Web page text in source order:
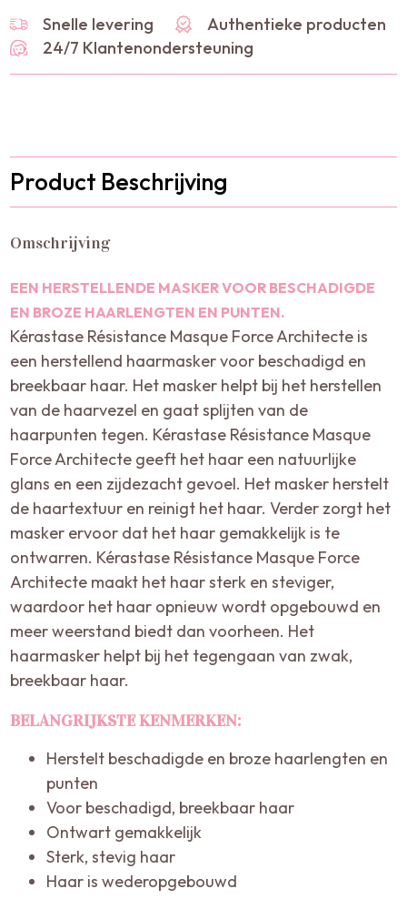
Snelle levering
Authentieke producten
24/7 Klantenondersteuning
Product Beschrijving
Omschrijving
EEN HERSTELLENDE MASKER VOOR BESCHADIGDE
EN BROZE HAARLENGTEN EN PUNTEN.
Kérastase Résistance Masque Force Architecte is
een herstellend haarmasker voor beschadigd en
breekbaar haar. Het masker helpt bij het herstellen
van de haarvezel en gaat splijten van de
haarpunten tegen. Kérastase Résistance Masque
Force Architecte geeft het haar een natuurlijke
glans en een zijdezacht gevoel. Het masker herstelt
de haartextuur en reinigt het haar. Verder zorgt het
masker ervoor dat het haar gemakkelijk is te
ontwarren. Kérastase Résistance Masque Force
Architecte maakt het haar sterk en steviger,
waardoor het haar opnieuw wordt opgebouwd en
meer weerstand biedt dan voorheen. Het
haarmasker helpt bij het tegengaan van zwak,
breekbaar haar.
BELANGRIJKSTE KENMERKEN:
Herstelt beschadigde en broze haarlengten en
punten
Voor beschadigd, breekbaar haar
Ontwart gemakkelijk
Sterk, stevig haar
Haar is wederopgebouwd